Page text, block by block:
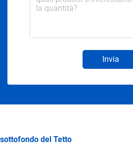
Invia
sottofondo del Tetto